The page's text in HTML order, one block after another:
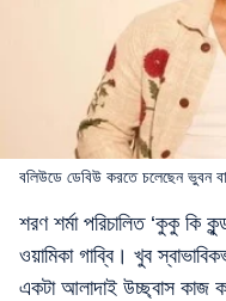
বলিউডে ডেবিউ করতে চলেছেন ভুবন
শরণ শর্মা পরিচালিত ‘কুকু কি
ওয়ামিকা গাব্বি। খুব
একটা আলাদাই উচ্ছ্বাস কাজ